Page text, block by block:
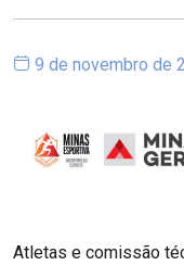
9 de novembro de
Atletas e comissão